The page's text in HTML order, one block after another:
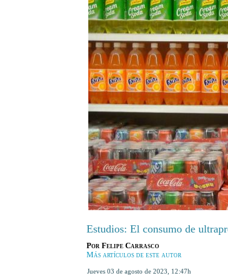
Estudios: El consumo de
Por Felipe Carrasco
Más artículos de este autor
jueves 03 de agosto de 2023 12:47h